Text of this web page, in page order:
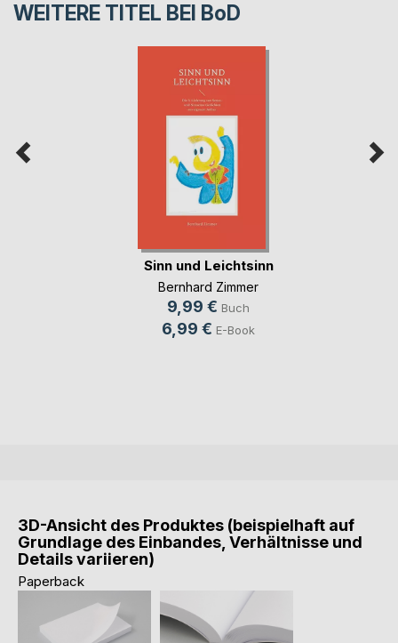
WEITERE TITEL BEI BoD
Sinn und Leichtsinn
Bernhard Zimmer
9,99 € Buch
6,99 € E-Book
3D-Ansicht des Produktes (beispielhaft auf
Grundlage des Einbandes, Verhältnisse und
Details variieren)
Paperback